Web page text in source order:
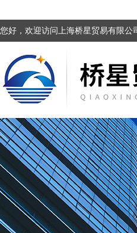
您好，欢迎访问上海桥星贸易有限公